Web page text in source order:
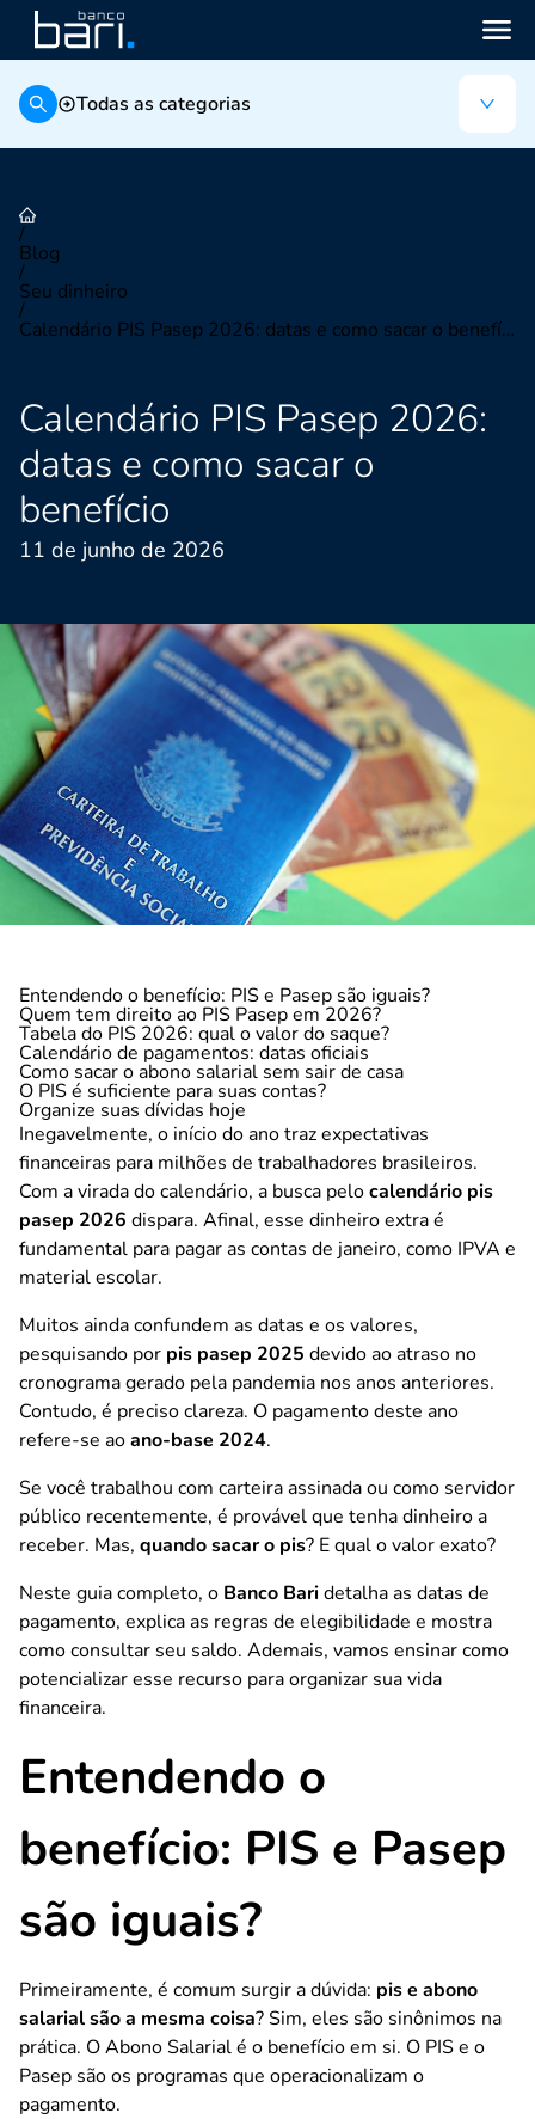
Todas as categorias
/
Blog
/
Seu dinheiro
/
Calendário PIS Pasep 2026: datas e como sacar o benefício
Calendário PIS Pasep 2026:
datas e como sacar o
benefício
11 de junho de 2026
Entendendo o benefício: PIS e Pasep são iguais?
Quem tem direito ao PIS Pasep em 2026?
Tabela do PIS 2026: qual o valor do saque?
Calendário de pagamentos: datas oficiais
Como sacar o abono salarial sem sair de casa
O PIS é suficiente para suas contas?
Organize suas dívidas hoje
Inegavelmente, o início do ano traz expectativas
financeiras para milhões de trabalhadores brasileiros.
Com a virada do calendário, a busca pelocalendário pis
pasep 2026 dispara. Afinal, esse dinheiro extra é
fundamental para pagar as contas de janeiro, como IPVA e
material escolar.
Muitos ainda confundem as datas e os valores,
pesquisando por pis pasep 2025 devido ao atraso no
cronograma gerado pela pandemia nos anos anteriores.
Contudo, é preciso clareza. O pagamento deste ano
refere-se aoano-base 2024.
Se você trabalhou com carteira assinada ou como servidor
público recentemente, é provável que tenha dinheiro a
receber. Mas, quando sacar o pis? E qual o valor exato?
Neste guia completo, o Banco Baridetalha as datas de
pagamento, explica as regras de elegibilidade e mostra
como consultar seu saldo. Ademais, vamos ensinar como
potencializar esse recurso para organizar sua vida
financeira.
Entendendo o
benefício: PIS e Pasep
são iguais?
Primeiramente, é comum surgir a dúvida: pis e abono
salarial são a mesma coisa? Sim, eles são sinônimos na
prática. O Abono Salarial é o benefício em si. O PIS e o
Pasep são os programas que operacionalizam o
pagamento.